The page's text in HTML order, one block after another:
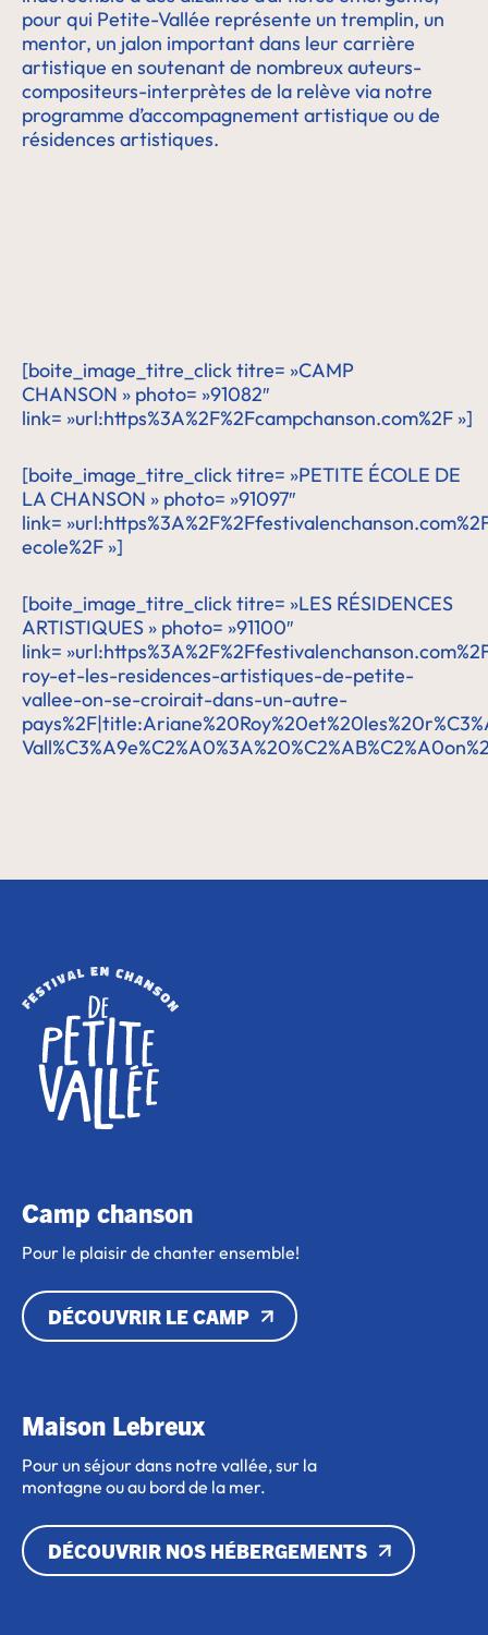
pour qui Petite-Vallée représente un tremplin, un
mentor, un jalon important dans leur carrière
artistique en soutenant de nombreux auteurs-
compositeurs-interprètes de la relève via notre
programme d’accompagnement artistique ou de
résidences artistiques.
[boite_image_titre_click titre= »CAMP
CHANSON » photo= »91082″
link= »url:https%3A%2F%2Fcampchanson.com%2F »]
[boite_image_titre_click titre= »PETITE ÉCOLE DE
LA CHANSON » photo= »91097″
link=
ecole%2F »]
[boite_image_titre_click titre= »LES RÉSIDENCES
ARTISTIQUES » photo= »91100″
link=
roy-et-les-residences-artistiques-de-petite-
vallee-on-se-croirait-dans-un-autre-
Camp chanson
Pour le plaisir de chanter ensemble!
DÉCOUVRIR LE CAMP
Maison Lebreux
Pour un séjour dans notre vallée, sur la
montagne ou au bord de la mer.
DÉCOUVRIR NOS HÉBERGEMENTS